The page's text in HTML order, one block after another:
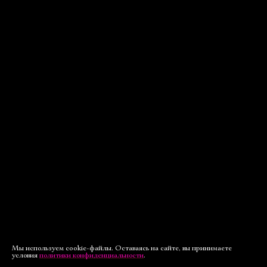
Мы используем cookie-файлы. Оставаясь на сайте, вы принимаете
условия политики конфиденциальности.